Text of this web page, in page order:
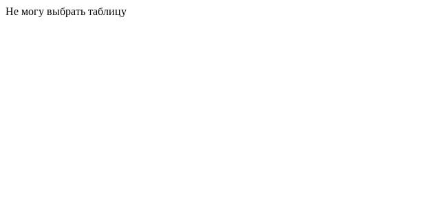
Не могу выбрать таблицу